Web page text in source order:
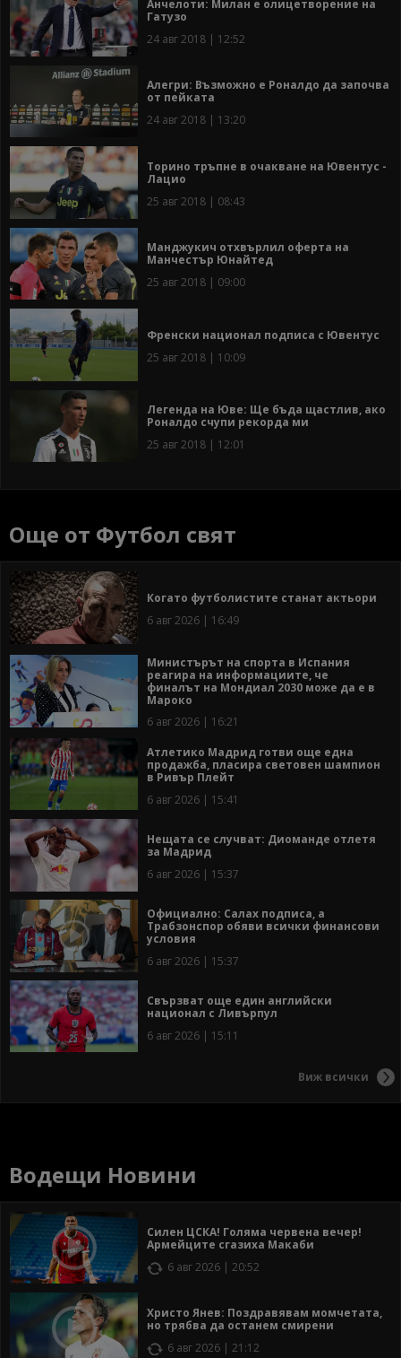
Анчелоти: Милан е олицетворение на
Гатузо
24 авг 2018 | 12:52
Алегри: Възможно е Роналдо да започва
от пейката
24 авг 2018 | 13:20
Торино тръпне в очакване на Ювентус -
Лацио
25 авг 2018 | 08:43
Манджукич отхвърлил оферта на
Манчестър Юнайтед
25 авг 2018 | 09:00
Френски национал подписа с Ювентус
25 авг 2018 | 10:09
Легенда на Юве: Ще бъда щастлив, ако
Роналдо счупи рекорда ми
25 авг 2018 | 12:01
Още от Футбол свят
Когато футболистите станат актьори
6 авг 2026 | 16:49
Министърът на спорта в Испания
реагира на информациите, че
финалът на Мондиал 2030 може да е в
Мароко
6 авг 2026 | 16:21
Атлетико Мадрид готви още една
продажба, пласира световен шампион
в Ривър Плейт
6 авг 2026 | 15:41
Нещата се случват: Диоманде отлетя
за Мадрид
6 авг 2026 | 15:37
Официално: Салах подписа, а
Трабзонспор обяви всички финансови
условия
6 авг 2026 | 15:37
Свързват още един английски
национал с Ливърпул
6 авг 2026 | 15:11
Виж всички
Водещи Новини
Силен ЦСКА! Голяма червена вечер!
Армейците сгазиха Макаби
6 авг 2026 | 20:52
Христо Янев: Поздравявам момчетата,
но трябва да останем смирени
6 авг 2026 | 21:12